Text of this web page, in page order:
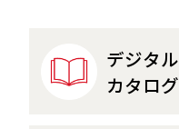
デジタル
カタログ